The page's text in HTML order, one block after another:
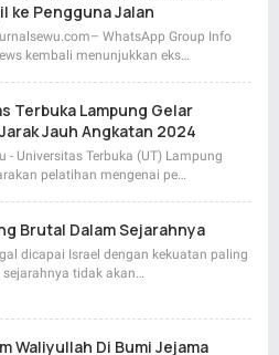
ke Pengguna Jalan
WhatsApp Group Info
kembali menunjukkan eks…
Terbuka Lampung Gelar
Jauh Angkatan 2024
- Universitas Terbuka (UT) Lampung
pelatihan mengenai pe…
Brutal Dalam Sejarahnya
dicapai Israel dengan kekuatan paling
tidak akan…
Waliyullah Di Bumi Jejama